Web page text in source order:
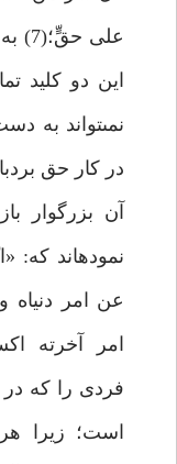
على
اين دو كليد
نمى‏تواند به
در كار حق
آن بزرگوار
نموده‏اند كه:
عن امر
فردى را كه
است؛ زيرا